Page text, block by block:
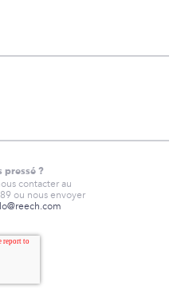
pressé ?
contacter au
ou nous envoyer